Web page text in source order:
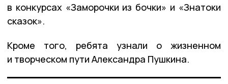
в конкурсах «Заморочки из бочки» и «Знатоки
сказок».
Кроме того, ребята узнали о жизненном
и творческом пути Александра Пушкина.